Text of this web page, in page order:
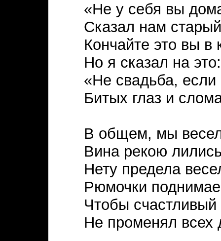
«Не у себя вы
Сказал нам
Кончайте это вы в
Но я сказал на это:
«Не свадьба, если
Битых глаз и
В общем, мы
Вина рекою
Нету предела
Рюмочки
Чтобы
Не променял всех